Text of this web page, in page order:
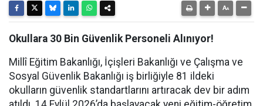
Okullara 30 Bin Güvenlik Personeli Alınıyor!
Millî Eğitim Bakanlığı, İçişleri Bakanlığı ve Çalışma ve
Sosyal Güvenlik Bakanlığı iş birliğiyle 81 ildeki
okulların güvenlik standartlarını artıracak dev bir adım